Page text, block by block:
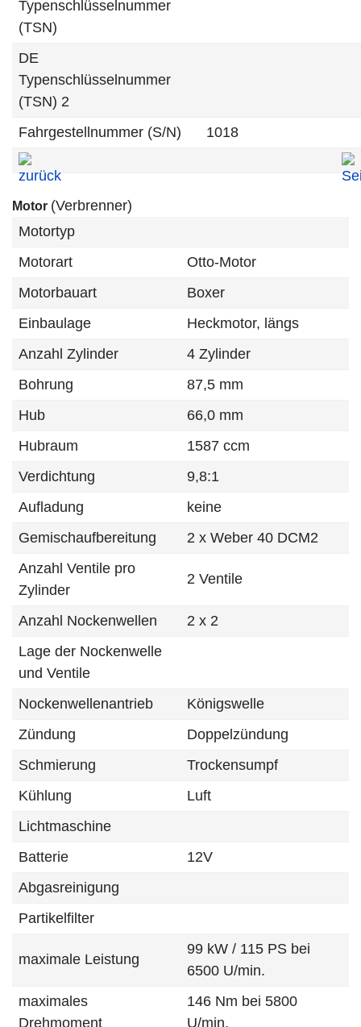
Typenschlüsselnummer
(TSN)
DE
Typenschlüsselnummer
(TSN) 2
Fahrgestellnummer (S/N)
1018
Motor (Verbrenner)
Motortyp
Motorart
Otto-Motor
Motorbauart
Boxer
Einbaulage
Heckmotor, längs
Anzahl Zylinder
4 Zylinder
Bohrung
87,5 mm
Hub
66,0 mm
Hubraum
1587 ccm
Verdichtung
9,8:1
Aufladung
keine
Gemischaufbereitung
2 x Weber 40 DCM2
Anzahl Ventile pro
Zylinder
2 Ventile
Anzahl Nockenwellen
2 x 2
Lage der Nockenwelle
und Ventile
Nockenwellenantrieb
Königswelle
Zündung
Doppelzündung
Schmierung
Trockensumpf
Kühlung
Luft
Lichtmaschine
Batterie
12V
Abgasreinigung
Partikelfilter
maximale Leistung
99 kW / 115 PS bei
6500 U/min.
maximales
Drehmoment
146 Nm bei 5800
U/min.